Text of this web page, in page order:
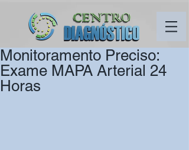
Monitoramento Preciso:
Exame MAPA Arterial 24
Horas